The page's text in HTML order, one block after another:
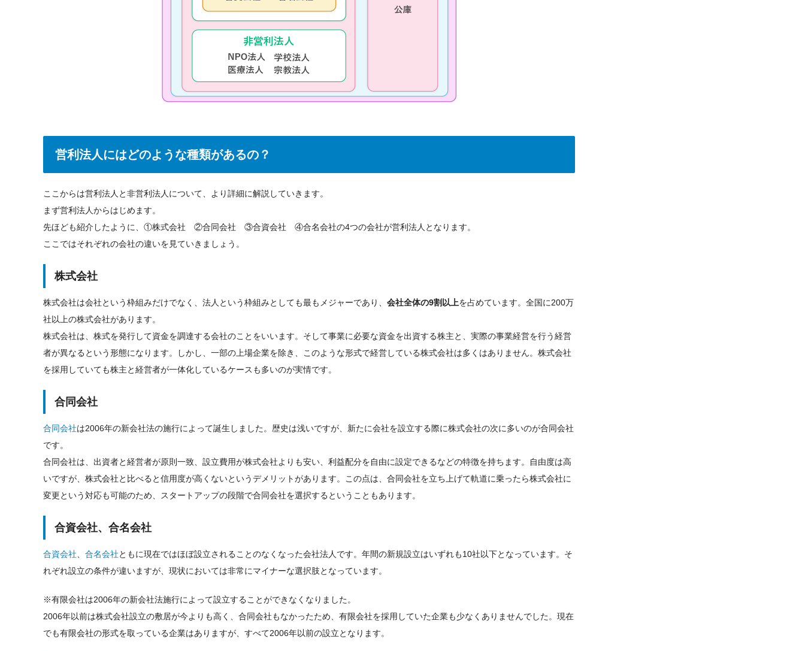
営利法人にはどのような種類があるの？
ここからは営利法人と非営利法人について、より詳細に解説していきます。
まず営利法人からはじめます。
先ほども紹介したように、①株式会社 ②合同会社 ③合資会社 ④合名会社の4つの会社が営利法人となります。
ここではそれぞれの会社の違いを見ていきましょう。
株式会社
株式会社は会社という枠組みだけでなく、法人という枠組みとしても最もメジャーであり、 会社全体の9割以上を占めています。全国に200万
社以上の株式会社があります。
株式会社は、株式を発行して資金を調達する会社のことをいいます。そして事業に必要な資金を出資する株主と、実際の事業経営を行う経営
者が異なるという形態になります。しかし、一部の上場企業を除き、このような形式で経営している株式会社は多くはありません。株式会社
を採用していても株主と経営者が一体化しているケースも多いのが実情です。
合同会社
合同会社は2006年の新会社法の施行によって誕生しました。歴史は浅いですが、新たに会社を設立する際に株式会社の次に多いのが合同会社
です。
合同会社は、出資者と経営者が原則一致、設立費用が株式会社よりも安い、利益配分を自由に設定できるなどの特徴を持ちます。自由度は高
いですが、株式会社と比べると信用度が高くないというデメリットがあります。この点は、合同会社を立ち上げて軌道に乗ったら株式会社に
変更という対応も可能のため、スタートアップの段階で合同会社を選択するということもあります。
合資会社、合名会社
合資会社 合名会社ともに現在ではほぼ設立されることのなくなった会社法人です。年間の新規設立はいずれも10社以下となっています。そ
れぞれ設立の条件が違いますが、現状においては非常にマイナーな選択肢となっています。
※有限会社は2006年の新会社法施行によって設立することができなくなりました。
2006年以前は株式会社設立の敷居が今よりも高く、合同会社もなかったため、有限会社を採用していた企業も少なくありませんでした。現在
でも有限会社の形式を取っている企業はありますが、すべて2006年以前の設立となります。